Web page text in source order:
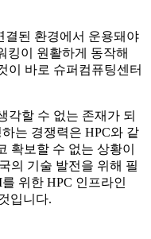
결된 환경에서 운용돼야
킹이 원활하게 동작해
이 바로 슈퍼컴퓨팅센터
각할 수 없는 존재가 되
는 경쟁력은 HPC와 같
확보할 수 없는 상황이
의 기술 발전을 위해 필
위한 HPC 인프라인
입니다.